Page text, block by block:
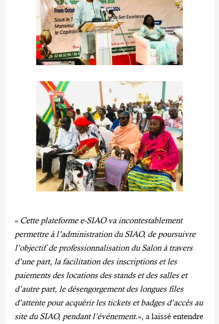
« Cette plateforme e-SIAO va incontestablement
permettre à l’administration du SIAO, de poursuivre
l’objectif de professionnalisation du Salon à travers
d’une part, la facilitation des inscriptions et les
paiements des locations des stands et des salles et
d’autre part, le désengorgement des longues files
d’attente pour acquérir les tickets et badges d’accès au
site du SIAO, pendant l’événement.», a laissé entendre